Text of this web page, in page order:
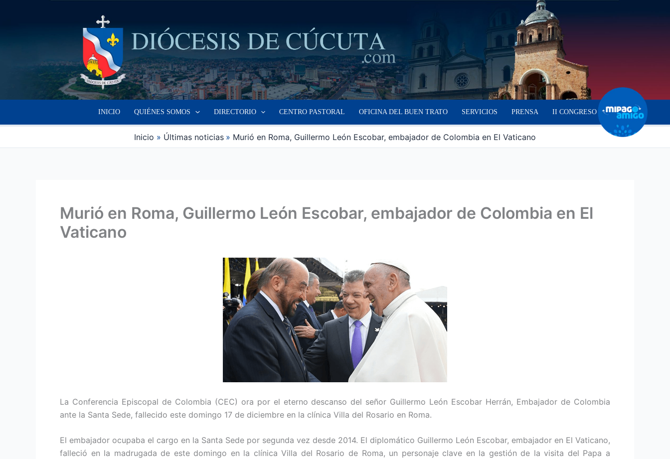
INICIO QUIÉNES SOMOS DIRECTORIO CENTRO PASTORAL OFICINA DEL BUEN TRATO SERVICIOS PRENSA II CONGRESO
Inicio Últimas noticias Murió en Roma, Guillermo León Escobar, embajador de Colombia en El Vaticano
Murió en Roma, Guillermo León Escobar, embajador de Colombia en El
Vaticano
La Conferencia Episcopal de Colombia (CEC) ora por el eterno descanso del señor Guillermo León Escobar Herrán, Embajador de Colombia
ante la Santa Sede, fallecido este domingo 17 de diciembre en la clínica Villa del Rosario en Roma.
El embajador ocupaba el cargo en la Santa Sede por segunda vez desde 2014. El diplomático Guillermo León Escobar, embajador en El Vaticano,
falleció en la madrugada de este domingo en la clínica Villa del Rosario de Roma, un personaje clave en la gestión de la visita del Papa a